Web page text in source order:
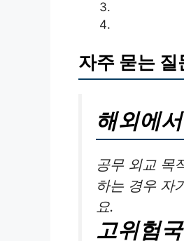
자주 묻는 질
해외에
공무 외교 목
하는 경우 자
요.
고위험